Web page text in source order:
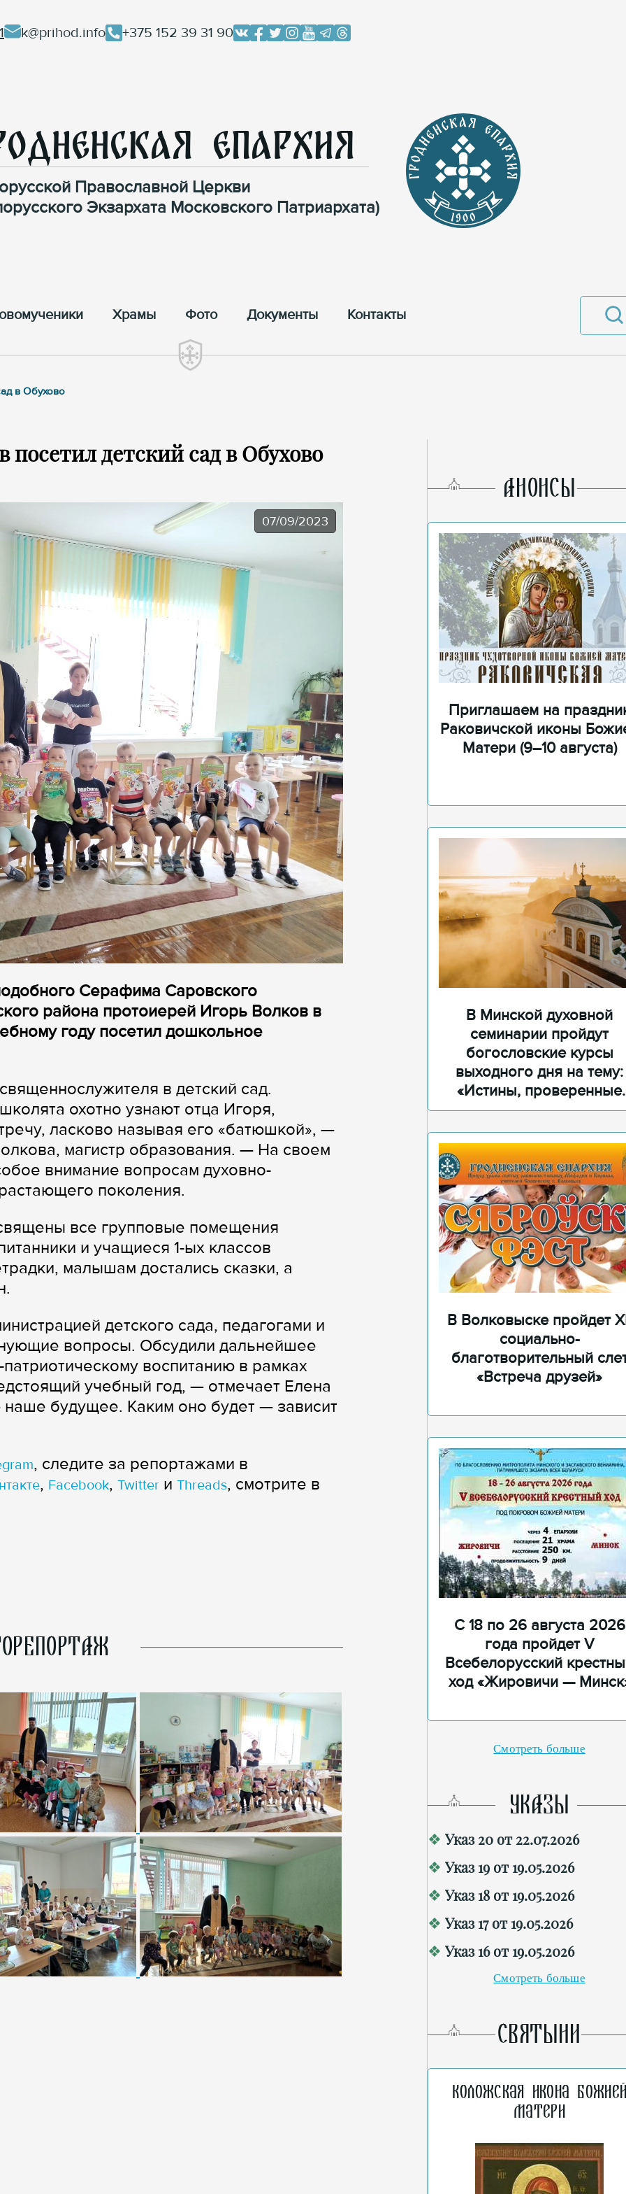
k@prihod.info +375 152 39 31 90
Епархия
Православной Церкви
Экзархата Московского Патриархата)
Храмы Фото Документы Контакты
в Обухово
детский сад в Обухово
07/09/2023
Серафима Саровского
района протоиерей Игорь Волков в
году посетил дошкольное
в детский сад.
охотно узнают отца Игоря,
ласково называя его «батюшкой», —
магистр образования. — На своем
внимание вопросам духовно-
поколения.
все групповые помещения
и учащиеся 1-ых классов
малышам достались сказки, а
детского сада, педагогами и
вопросы. Обсудили дальнейшее
воспитанию в рамках
учебный год, — отмечает Елена
будущее. Каким оно будет — зависит
, следите за репортажами в
, Facebook, Twitter и Threads, смотрите в
AНОНСЫ
Приглашаем на
Раковичской иконы
Матери (9–10 августа)
В Минской духовной
семинарии пройдут
богословские курсы
выходного дня на тему:
«Истины, проверенные
временем»
В Волковыске пройдет
социально-
благотворительный
«Встреча друзей»
С 18 по 26 августа 2026
года пройдет V
Всебелорусский
ход «Жировичи —
Смотреть больше
УКАЗЫ
Указ 20 от 22.07.2026
Указ 19 от 19.05.2026
Указ 18 от 19.05.2026
Указ 17 от 19.05.2026
Указ 16 от 19.05.2026
Смотреть больше
СВЯТЫНИ
Коложская икона
Матери